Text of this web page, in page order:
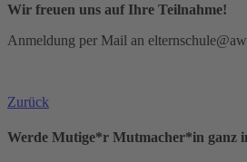
Wir freuen uns auf Ihre Teilnahme!
Anmeldung per Mail an
Zurück
Werde Mutige*r Mutmacher*in ganz